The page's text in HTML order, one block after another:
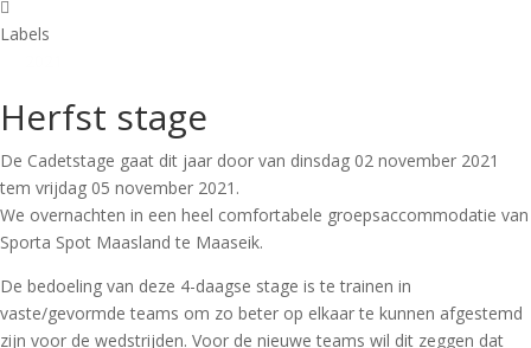
Labels
Herfst stage
De Cadetstage gaat dit jaar door van dinsdag 02 november 2021
tem vrijdag 05 november 2021.
We overnachten in een heel comfortabele groepsaccommodatie van
Sporta Spot Maasland te Maaseik.
De bedoeling van deze 4-daagse stage is te trainen in
vaste/gevormde teams om zo beter op elkaar te kunnen afgestemd
zijn voor de wedstrijden. Voor de nieuwe teams wil dit zeggen dat